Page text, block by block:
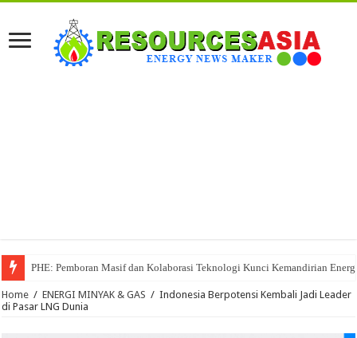
PHE: Pemboran Masif dan Kolaborasi Teknologi Kunci Kemandirian
Home / ENERGI MINYAK & GAS / Indonesia Berpotensi Kembali Jadi Leader
di Pasar LNG Dunia